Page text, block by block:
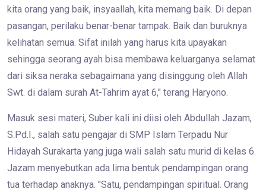
kita orang yang baik, insyaallah, kita memang baik. Di depan
pasangan, perilaku benar-benar tampak. Baik dan buruknya
kelihatan semua. Sifat inilah yang harus kita upayakan
sehingga seorang ayah bisa membawa keluarganya selamat
dari siksa neraka sebagaimana yang disinggung oleh Allah
Swt. di dalam surah At-Tahrim ayat 6," terang Haryono.
Masuk sesi materi, Suber kali ini diisi oleh Abdullah Jazam,
S.Pd.I., salah satu pengajar di SMP Islam Terpadu Nur
Hidayah Surakarta yang juga wali salah satu murid di kelas 6.
Jazam menyebutkan ada lima bentuk pendampingan orang
tua terhadap anaknya. "Satu, pendampingan spiritual. Orang